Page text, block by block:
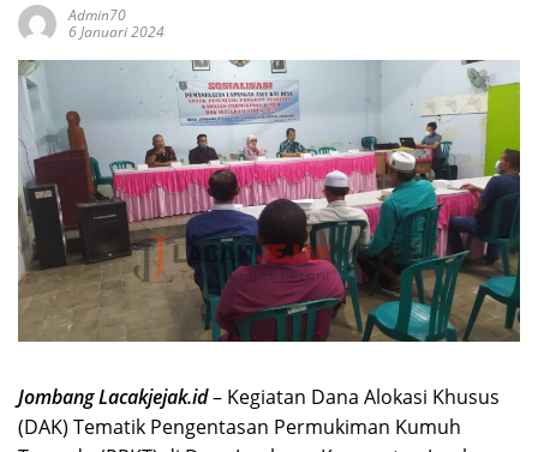
Admin70
6 Januari 2024
Jombang Lacakjejak.id– Kegiatan Dana Alokasi Khusus
(DAK) Tematik Pengentasan Permukiman Kumuh